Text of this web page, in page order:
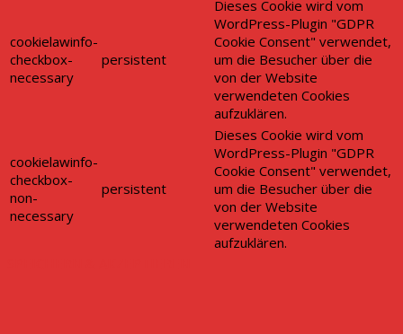
cookielawinfo-
checkbox-
necessary
persistent
Dieses Cookie wird vom
WordPress-Plugin "GDPR
Cookie Consent" verwendet,
um die Besucher über die
von der Website
verwendeten Cookies
aufzuklären.
cookielawinfo-
checkbox-
non-
necessary
persistent
Dieses Cookie wird vom
WordPress-Plugin "GDPR
Cookie Consent" verwendet,
um die Besucher über die
von der Website
verwendeten Cookies
aufzuklären.